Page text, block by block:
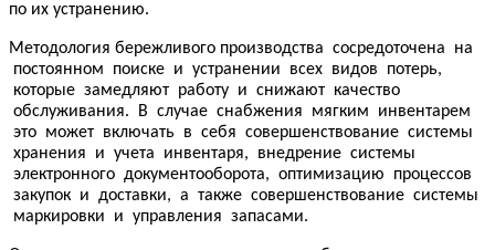
по их устранению.
Методология бережливого производства сосредоточена на
постоянном поиске и устранении всех видов потерь,
которые замедляют работу и снижают качество
обслуживания. В случае снабжения мягким инвентарем
это может включать в себя совершенствование системы
хранения и учета инвентаря, внедрение системы
электронного документооборота, оптимизацию процессов
закупок и доставки, а также совершенствование системы
маркировки и управления запасами.